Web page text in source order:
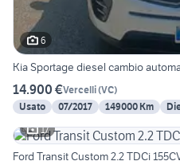
6
Kia Sportage diesel cambio
14.900 €Vercelli(VC)
Usato
07/2017 149000 Km
17
Ford Transit Custom 2.2 TDCi